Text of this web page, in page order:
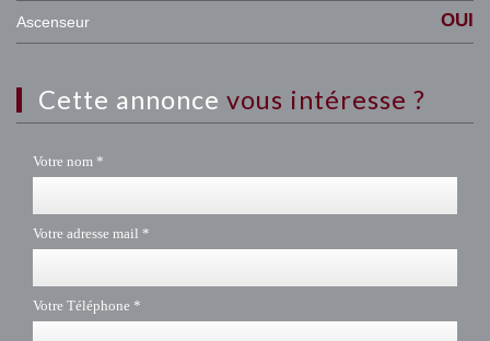
Ascenseur OUI
cette annonce vous intéresse ?
Votre nom *
Votre adresse mail *
Votre Téléphone *